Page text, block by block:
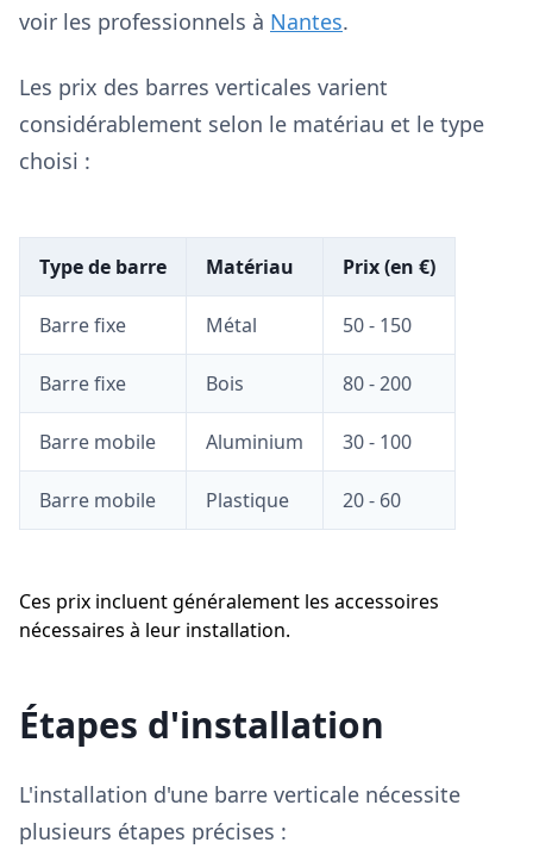
voir les professionnels à Nantes.
Les prix des barres verticales varient
considérablement selon le matériau et le type
choisi :
Type de barre Matériau Prix (en €)
Barre fixe Métal 50 - 150
Barre fixe Bois 80 - 200
Barre mobile Aluminium 30 - 100
Barre mobile Plastique 20 - 60
Ces prix incluent généralement les accessoires
nécessaires à leur installation.
Étapes d'installation
L'installation d'une barre verticale nécessite
plusieurs étapes précises :